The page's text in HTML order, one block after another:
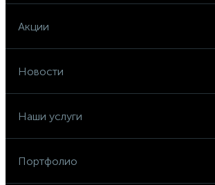
Акции
Новости
Наши услуги
Портфолио